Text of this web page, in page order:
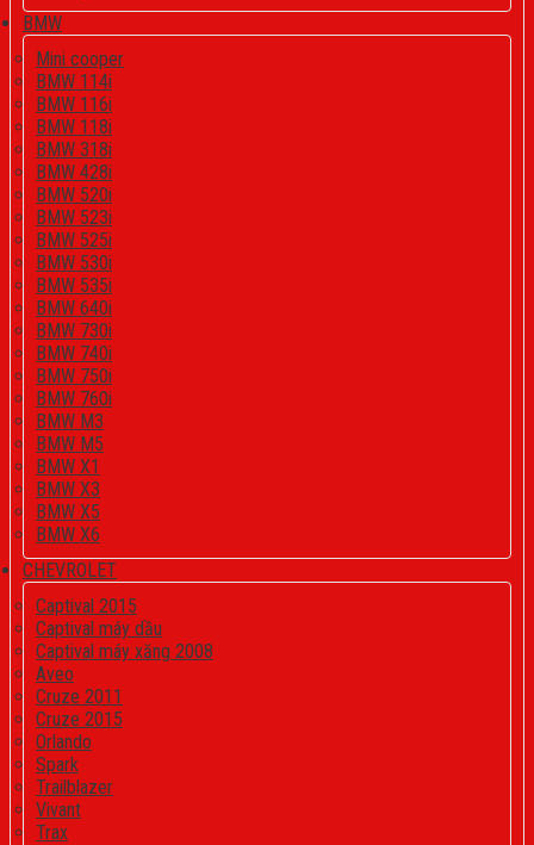
BMW
Mini cooper
BMW 114i
BMW 116i
BMW 118i
BMW 318i
BMW 428i
BMW 520i
BMW 523i
BMW 525i
BMW 530i
BMW 535i
BMW 640i
BMW 730i
BMW 740i
BMW 750i
BMW 760i
BMW M3
BMW M5
BMW X1
BMW X3
BMW X5
BMW X6
CHEVROLET
Captival 2015
Captival máy dầu
Captival máy xăng 2008
Aveo
Cruze 2011
Cruze 2015
Orlando
Spark
Trailblazer
Vivant
Trax